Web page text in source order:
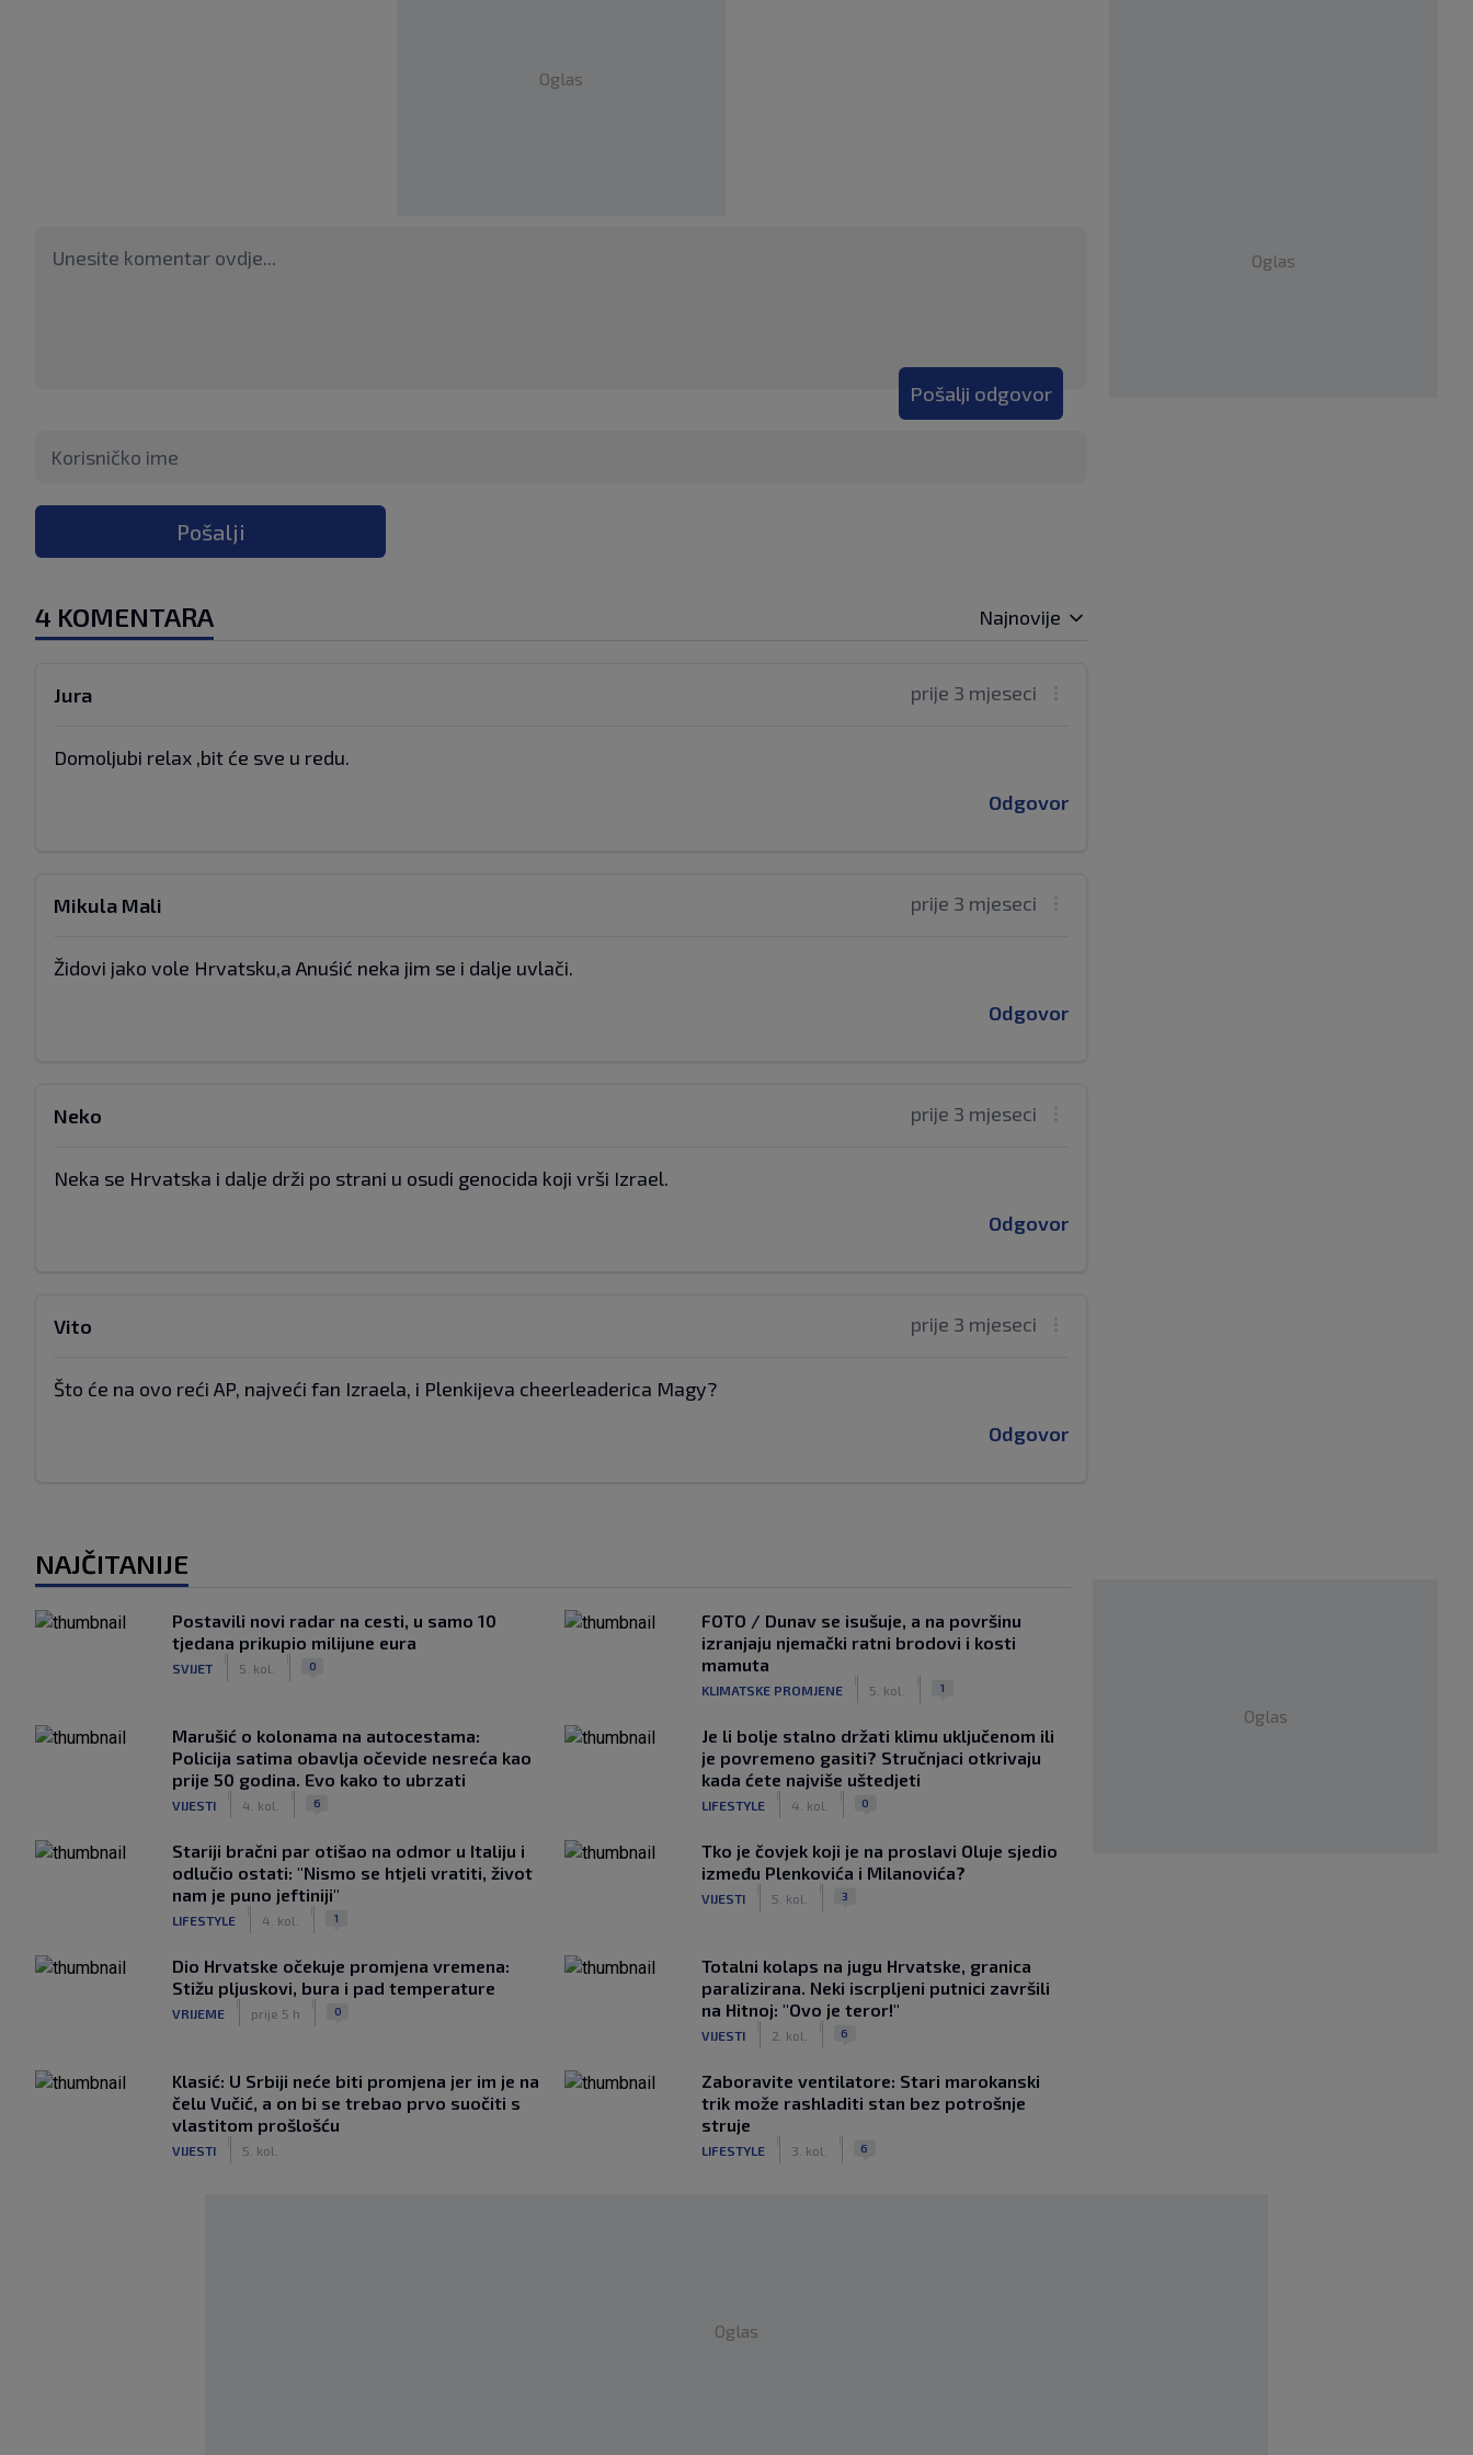
Oglas
Pošalji odgovor
Pošalji
4 KOMENTARA Najnovije
prije 3 mjeseci
Jura
Domoljubi relax ,bit će sve u redu.
Odgovor
prije 3 mjeseci
Mikula Mali
Židovi jako vole Hrvatsku,a Anuśić neka jim se i dalje uvlači.
Odgovor
prije 3 mjeseci
Neko
Neka se Hrvatska i dalje drži po strani u osudi genocida koji vrši Izrael.
Odgovor
prije 3 mjeseci
Vito
Što će na ovo reći AP, najveći fan Izraela, i Plenkijeva cheerleaderica Magy?
Odgovor
Oglas
NAJČITANIJE
Postavili novi radar na cesti, u samo 10
tjedana prikupio milijune eura
SVIJET 5. kol. 0
FOTO / Dunav se isušuje, a na površinu
izranjaju njemački ratni brodovi i kosti
mamuta
KLIMATSKE PROMJENE 5. kol. 1
Marušić o kolonama na autocestama:
Policija satima obavlja očevide nesreća kao
prije 50 godina. Evo kako to ubrzati
VIJESTI 4. kol. 6
Je li bolje stalno držati klimu uključenom ili
je povremeno gasiti? Stručnjaci otkrivaju
kada ćete najviše uštedjeti
LIFESTYLE 4. kol. 0
Stariji bračni par otišao na odmor u Italiju i
odlučio ostati: "Nismo se htjeli vratiti, život
nam je puno jeftiniji"
LIFESTYLE 4. kol. 1
Tko je čovjek koji je na proslavi Oluje sjedio
između Plenkovića i Milanovića?
VIJESTI 5. kol. 3
Dio Hrvatske očekuje promjena vremena:
Stižu pljuskovi, bura i pad temperature
VRIJEME prije 5 h 0
Totalni kolaps na jugu Hrvatske, granica
paralizirana. Neki iscrpljeni putnici završili
na Hitnoj: "Ovo je teror!"
VIJESTI 2. kol. 6
Klasić: U Srbiji neće biti promjena jer im je na
čelu Vučić, a on bi se trebao prvo suočiti s
vlastitom prošlošću
VIJESTI 5. kol.
Zaboravite ventilatore: Stari marokanski
trik može rashladiti stan bez potrošnje
struje
LIFESTYLE 3. kol. 6
Oglas
Oglas